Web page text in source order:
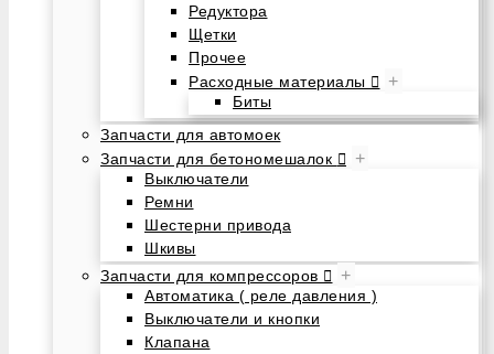
Редуктора
Щетки
Прочее
Расходные материалы
+
Биты
Запчасти для автомоек
Запчасти для бетономешалок
+
Выключатели
Ремни
Шестерни привода
Шкивы
Запчасти для компрессоров
+
Автоматика ( реле давления )
Выключатели и кнопки
Клапана